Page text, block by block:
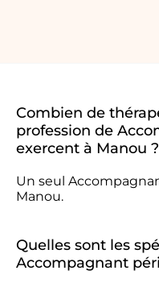
Combien de
profession de
exercent à Manou ?
Un seul
Manou.
Quelles sont les
Accompagnant